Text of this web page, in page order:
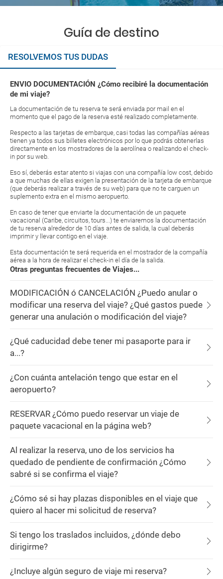
Guía de destino
RESOLVEMOS TUS DUDAS
ENVIO DOCUMENTACIÓN ¿Cómo recibiré la documentación
de mi viaje?
La documentación de tu reserva te será enviada por mail en el
momento que el pago de la reserva esté realizado completamente.
Respecto a las tarjetas de embarque, casi todas las compañías aéreas
tienen ya todos sus billetes electrónicos por lo que podrás obtenerlas
directamente en los mostradores de la aerolínea o realizando el check-
in por su web.
Eso sí, deberás estar atento si viajas con una compañía low cost, debido
a que muchas de ellas exigen la presentación de la tarjeta de embarque
(que deberás realizar a través de su web) para que no te carguen un
suplemento extra en el mismo aeropuerto.
En caso de tener que enviarte la documentación de un paquete
vacacional (Caribe, circuitos, tours...) te enviaremos la documentación
de tu reserva alrededor de 10 días antes de salida, la cual deberás
imprimir y llevar contigo en el viaje.
Esta documentación te será requerida en el mostrador de la compañía
aérea a la hora de realizar el check-in el día de la salida.
Otras preguntas frecuentes de Viajes...
MODIFICACIÓN ó CANCELACIÓN ¿Puedo anular o
modificar una reserva del viaje? ¿Qué gastos puede
generar una anulación o modificación del viaje?
¿Qué caducidad debe tener mi pasaporte para ir
a...?
¿Con cuánta antelación tengo que estar en el
aeropuerto?
RESERVAR ¿Cómo puedo reservar un viaje de
paquete vacacional en la página web?
Al realizar la reserva, uno de los servicios ha
quedado de pendiente de confirmación ¿Cómo
sabré si se confirma el viaje?
¿Cómo sé si hay plazas disponibles en el viaje que
quiero al hacer mi solicitud de reserva?
Si tengo los traslados incluidos, ¿dónde debo
dirigirme?
¿Incluye algún seguro de viaje mi reserva?